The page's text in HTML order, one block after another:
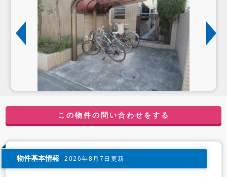
この物件の問い合わせをする
物件基本情報 2026年8月7日更新